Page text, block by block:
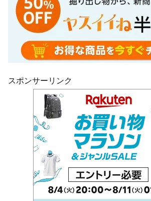
スポンサーリンク